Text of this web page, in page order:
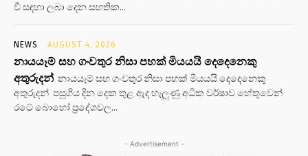
වී සඳහා ලබා දෙන සහතික...
NEWS AUGUST 4, 2026
නායයෑම් සහ ගංවතුර නිසා පහක් මියයයි දෙදෙනෙකු
අතුරුදන් නායයෑම් සහ ගංවතුර නිසා පහක් මියයයි දෙදෙනෙකු
අතුරුදන් පසුගිය දින දෙක තුළ ඇද හැලුණු අධික වර්ෂාව හේතුවෙන්
රටේ බොහෝ ප්‍රදේශවල...
- Advertisement -